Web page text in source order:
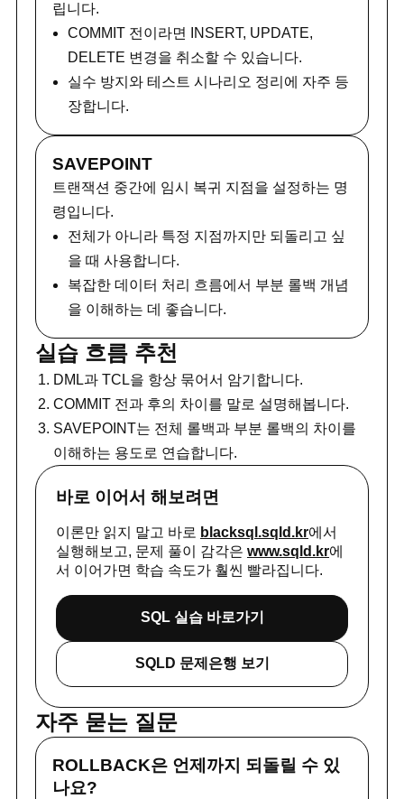
립니다.
COMMIT 전이라면 INSERT, UPDATE,
DELETE 변경을 취소할 수 있습니다.
실수 방지와 테스트 시나리오 정리에 자주 등
장합니다.
SAVEPOINT
트랜잭션 중간에 임시 복귀 지점을 설정하는 명
령입니다.
전체가 아니라 특정 지점까지만 되돌리고 싶
을 때 사용합니다.
복잡한 데이터 처리 흐름에서 부분 롤백 개념
을 이해하는 데 좋습니다.
실습 흐름 추천
DML과 TCL을 항상 묶어서 암기합니다.
COMMIT 전과 후의 차이를 말로 설명해봅니다.
SAVEPOINT는 전체 롤백과 부분 롤백의 차이를
이해하는 용도로 연습합니다.
바로 이어서 해보려면
이론만 읽지 말고 바로 blacksql.sqld.kr에서
실행해보고, 문제 풀이 감각은 www.sqld.kr에
서 이어가면 학습 속도가 훨씬 빨라집니다.
SQL 실습 바로가기
SQLD 문제은행 보기
자주 묻는 질문
ROLLBACK은 언제까지 되돌릴 수 있
나요?